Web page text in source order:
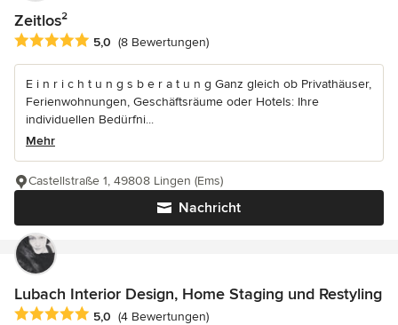
Zeitlos²
Durchschnittliche Bewertung: 5 von 5 Sternen
5,0 (8 Bewertungen)
E i n r i c h t u n g s b e r a t u n g Ganz gleich ob Privathäuser,
Ferienwohnungen, Geschäftsräume oder Hotels: Ihre
individuellen Bedürfni...
Mehr
Nachricht
Castellstraße 1, 49808 Lingen (Ems)
Lubach Interior Design, Home Staging und Restyling
Durchschnittliche Bewertung: 5 von 5 Sternen
5,0 (4 Bewertungen)